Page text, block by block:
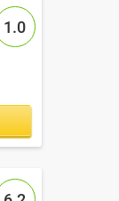
1.0